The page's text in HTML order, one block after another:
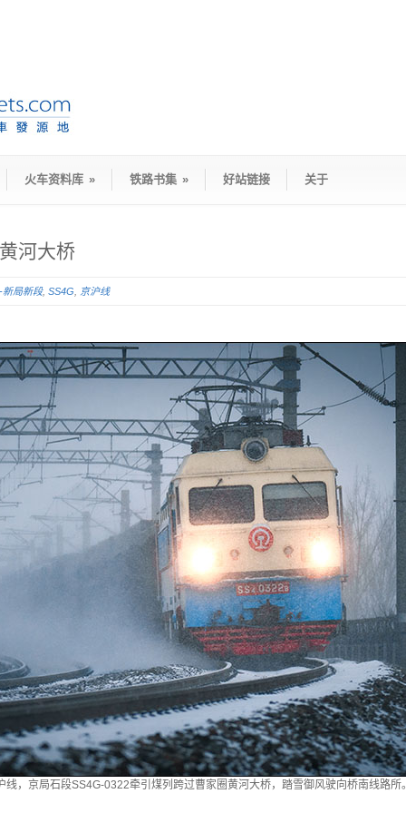
火车资料库 » 铁路书集 » 好站链接 关于
河大桥
新局新段, SS4G 京沪线
，京局石段SS4G-0322牵引煤列跨过曹家圈黄河大桥，踏雪御风驶向桥南线路所